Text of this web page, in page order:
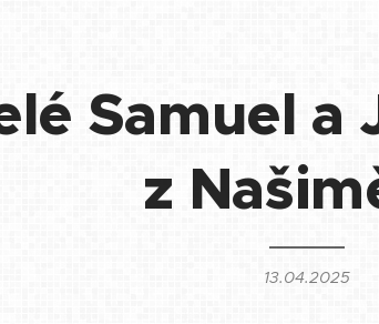
Samuel
z
13.04.2025